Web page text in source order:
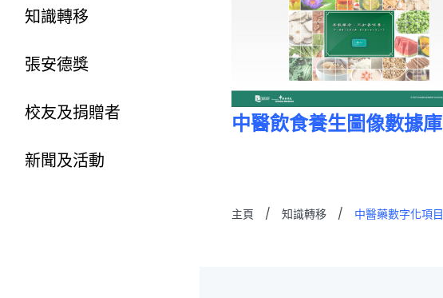
知識轉移
張安德獎
校友及捐贈者
新聞及活動
中醫飲食養生圖像數據庫
主頁 / 知識轉移 / 中醫藥數字化項目